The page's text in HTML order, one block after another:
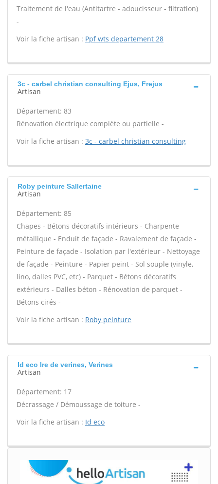
Traitement de l'eau (Antitartre - adoucisseur - filtration)
-
Voir la fiche artisan : Ppf wts departement 28
3c - carbel christian consulting Ejus, Frejus
Artisan
Département: 83
Rénovation électrique complète ou partielle -
Voir la fiche artisan : 3c - carbel christian consulting
Roby peinture Sallertaine
Artisan
Département: 85
Chapes - Bétons décoratifs intérieurs - Charpente
métallique - Enduit de façade - Ravalement de façade -
Peinture de façade - Isolation par l'extérieur - Nettoyage
de façade - Peinture - Papier peint - Sol souple (vinyle,
lino, dalles PVC, etc) - Parquet - Bétons décoratifs
extérieurs - Dalles béton - Rénovation de parquet -
Bétons cirés -
Voir la fiche artisan : Roby peinture
Id eco Ire de verines, Verines
Artisan
Département: 17
Décrassage / Démoussage de toiture -
Voir la fiche artisan : Id eco